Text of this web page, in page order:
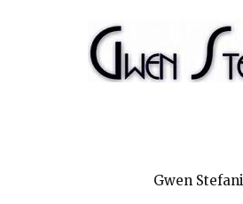
Gwen Stefani